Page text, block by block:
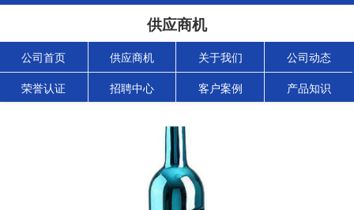
供应商机
公司首页 供应商机 关于我们 公司动态
荣誉认证 招聘中心 客户案例 产品知识